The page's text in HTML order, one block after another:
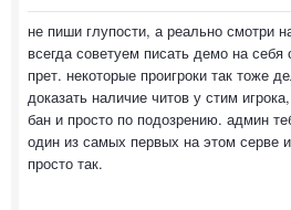
не пиши глупости, а реально смотри
всегда советуем писать демо на себя
прет. некоторые проигроки так тоже
доказать наличие читов у стим
бан и просто по подозрению. админ
один из самых первых на этом серве
просто так.